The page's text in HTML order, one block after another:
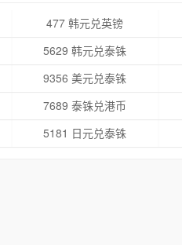
477 韩元兑英镑
5629 韩元兑泰铢
9356 美元兑泰铢
7689 泰铢兑港币
5181 日元兑泰铢